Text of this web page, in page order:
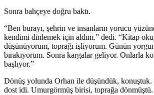
Sonra bahçeye doğru baktı.
“Ben burayı, şehrin ve insanların yorucu
kendimi dinlemek için aldım.” dedi. “Kitap
düşünüyorum, toprağı işliyorum. Günün
bırakıyorum. Sonra kargalar geliyor. Onlarla
başlıyor.”
Dönüş yolunda Orhan ile düşündük,
dost idi. Umurgörmüş birisi, toprağa dönmüştü.